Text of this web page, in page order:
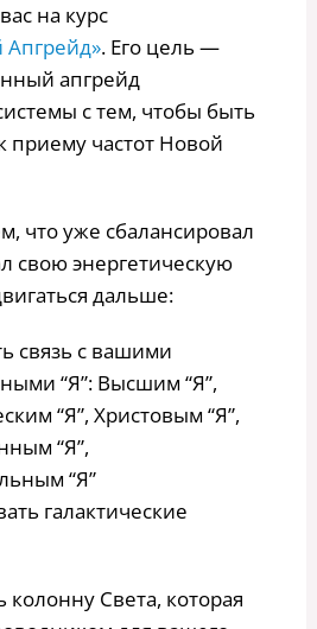
на курс
Апгрейд». Его цель —
апгрейд
с тем, чтобы быть
приему частот Новой
что уже сбалансировал
свою энергетическую
дальше:
связь с вашими
“Я”: Высшим “Я”,
“Я”, Христовым “Я”,
“Я”,
“Я”
галактические
колонну Света, которая